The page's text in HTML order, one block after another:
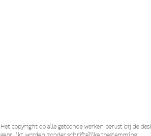
Het copyright op alle getoonde werken berust bij de